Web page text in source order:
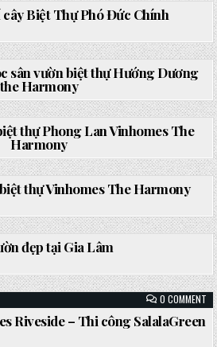
Biệt Thự Phó Đức Chính
0 COMMENTON
VÀ
sân vườn biệt thự Hướng Dương
the Harmony
0 COMMENTON
thự Phong Lan Vinhomes The
Harmony
0 COMMENTON
thự Vinhomes The Harmony
0 COMMENTON
đẹp tại Gia Lâm
0 COMMENTON
Riveside – Thi công SalalaGreen